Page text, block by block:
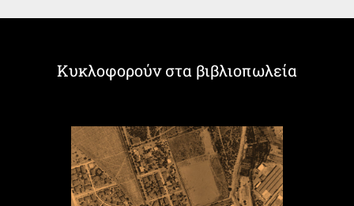
Κυκλοφορούν στα βιβλιοπωλεία